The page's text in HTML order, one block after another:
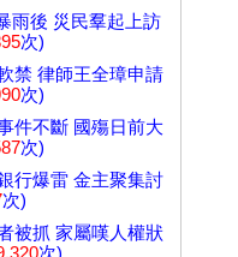
雨後 災民羣起上訪
次)
禁 律師王全璋申請
次)
件不斷 國殤日前大
次)
行爆雷 金主聚集討
次)
被抓 家屬嘆人權狀
次)